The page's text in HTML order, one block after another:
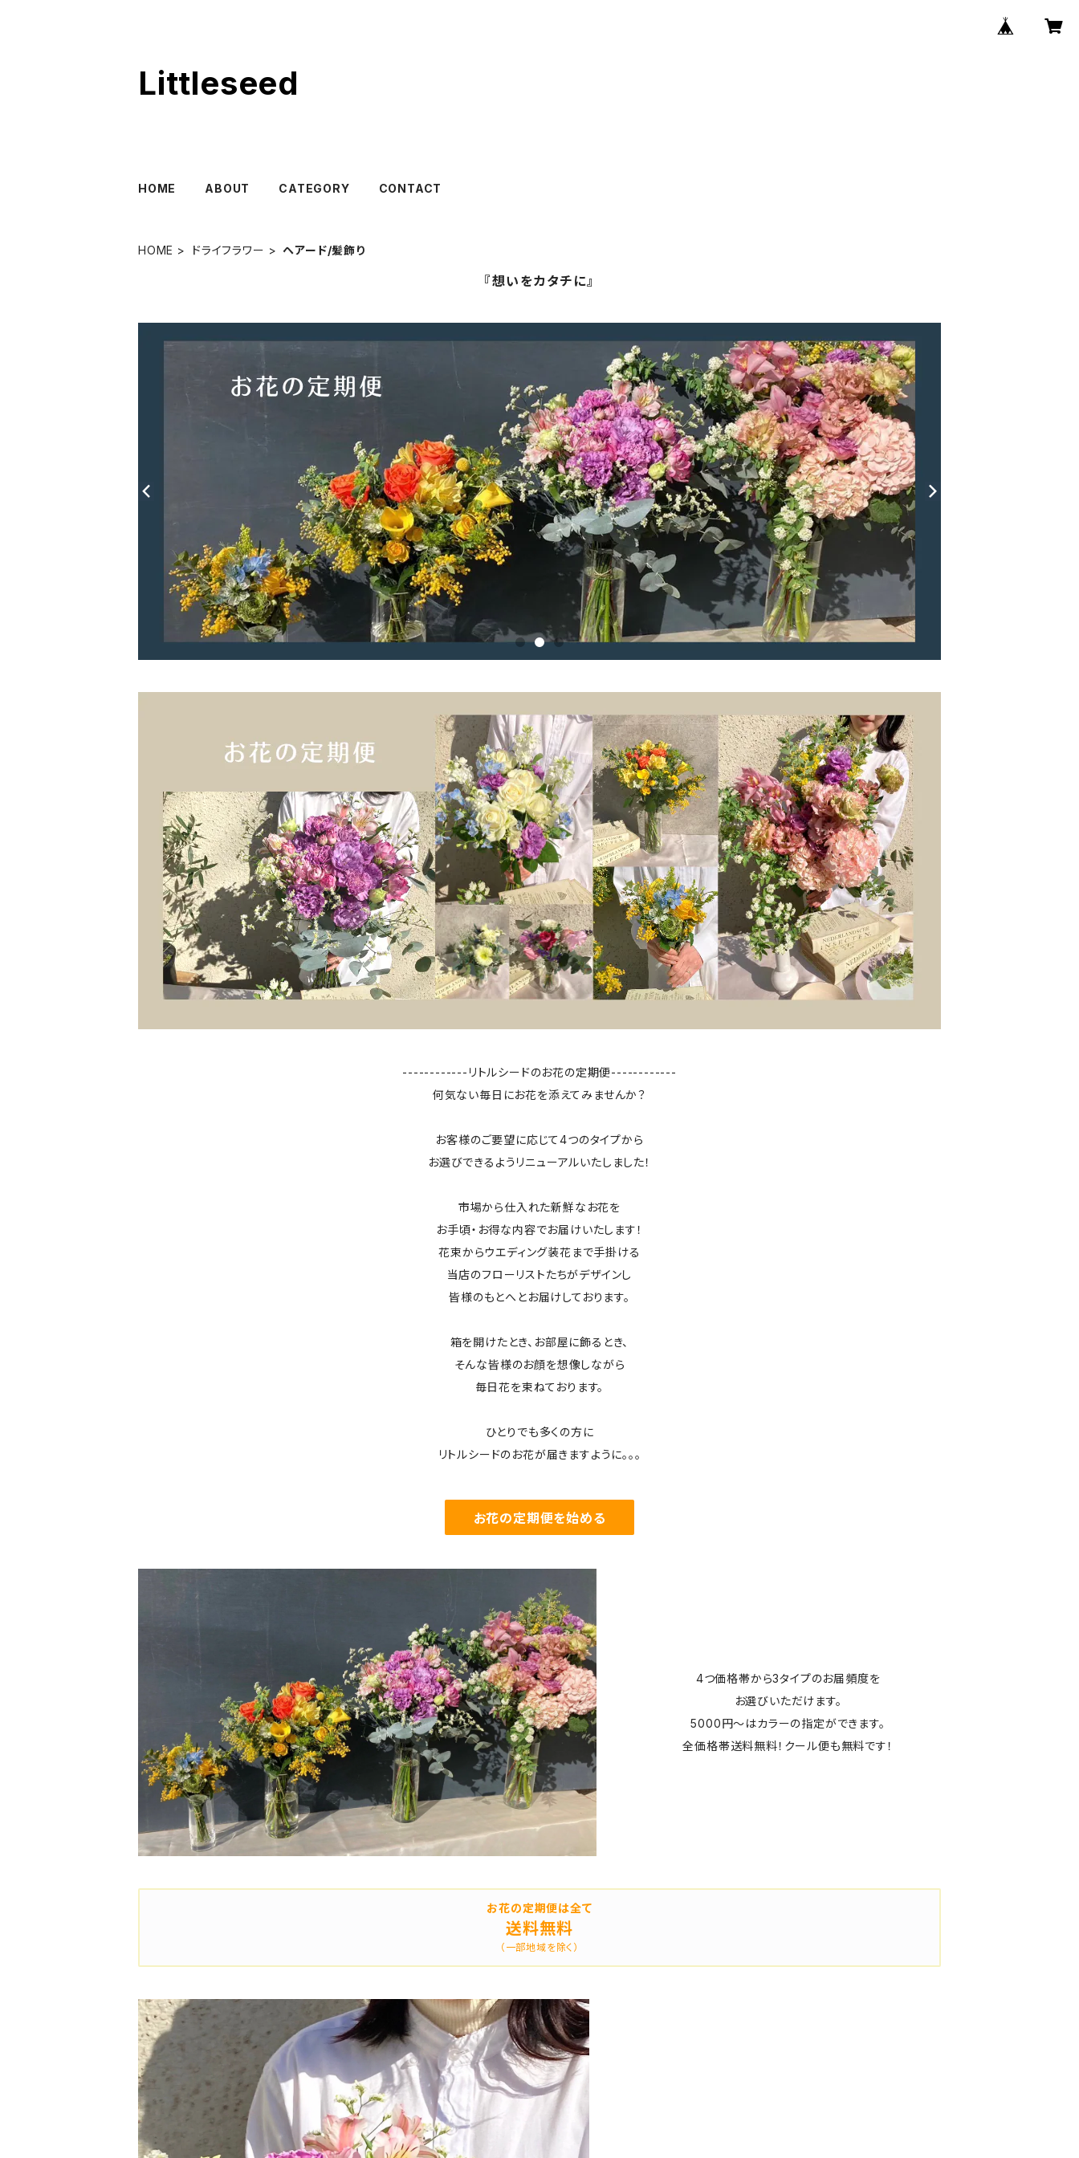
Littleseed
HOME ABOUT CATEGORY CONTACT
HOME ドライフラワー ヘアード/髪飾り
『想いをカタチに』
------------リトルシードのお花の定期便------------
何気ない毎日にお花を添えてみませんか？
お客様のご要望に応じて4つのタイプから
お選びできるようリニューアルいたしました！
市場から仕入れた新鮮なお花を
お手頃・お得な内容でお届けいたします！
花束からウエディング装花まで手掛ける
当店のフローリストたちがデザインし
皆様のもとへとお届けしております。
箱を開けたとき、お部屋に飾るとき、
そんな皆様のお顔を想像しながら
毎日花を束ねております。
ひとりでも多くの方に
リトルシードのお花が届きますように。。。
お花の定期便を始める
4つ価格帯から3タイプのお届頻度を
お選びいただけます。
5000円～はカラーの指定ができます。
全価格帯送料無料！クール便も無料です！
お花の定期便は全て
送料無料
（一部地域を除く）